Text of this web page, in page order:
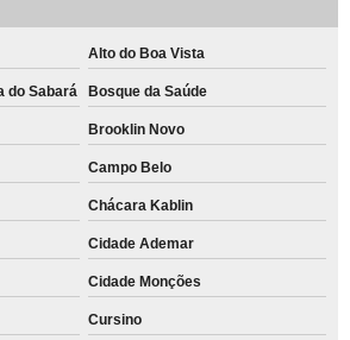
Jabaquara
Cidade Jardim
orçar Moema
Jabaquara
Sacomã
Jardim Marajoara
Alto do Boa Vista
do Sabará Bosque da Saúde
Brooklin Novo
Campo Belo
Chácara Kablin
Cidade Ademar
Cidade Monções
Cursino